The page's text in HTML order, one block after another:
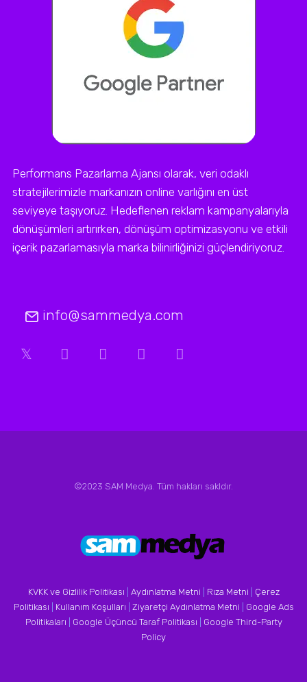
Performans Pazarlama Ajansı olarak, veri odaklı
stratejilerimizle markanızın online varlığını en üst
seviyeye taşıyoruz. Hedeflenen reklam kampanyalarıyla
dönüşümleri artırırken, dönüşüm optimizasyonu ve etkili
içerik pazarlamasıyla marka bilinirliğinizi güçlendiriyoruz.
info@sammedya.com
©2023 SAM Medya. Tüm hakları sakldır.
KVKK ve Gizlilik Politikası Aydınlatma Metni Rıza Metni
Çerez
Politikası
Kullanım Koşulları Ziyaretçi Aydınlatma Metni
Google Ads
Politikaları
Google Üçüncü Taraf Politikası
Google Third-Party
Policy